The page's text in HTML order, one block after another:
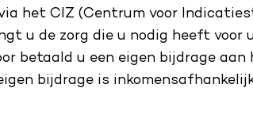
het CIZ (Centrum voor
u de zorg die u nodig heeft voor
betaald u een eigen bijdrage
bijdrage is